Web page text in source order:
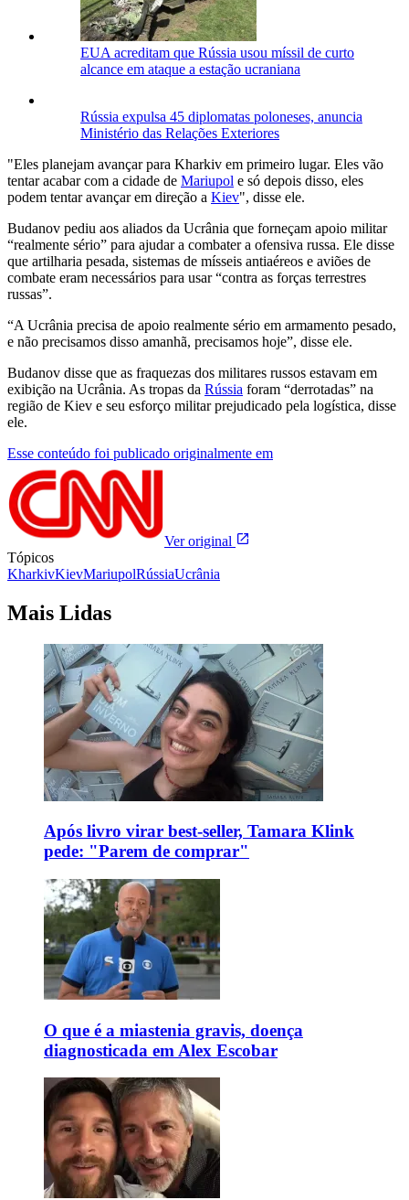
EUA acreditam que Rússia usou míssil de curto
alcance em ataque a estação ucraniana
Rússia expulsa 45 diplomatas poloneses, anuncia
Ministério das Relações Exteriores
"Eles planejam avançar para Kharkiv em primeiro lugar. Eles vão
tentar acabar com a cidade de Mariupol e só depois disso, eles
podem tentar avançar em direção a Kiev", disse ele.
Budanov pediu aos aliados da Ucrânia que forneçam apoio militar
“realmente sério” para ajudar a combater a ofensiva russa. Ele disse
que artilharia pesada, sistemas de mísseis antiaéreos e aviões de
combate eram necessários para usar “contra as forças terrestres
russas”.
“A Ucrânia precisa de apoio realmente sério em armamento pesado,
e não precisamos disso amanhã, precisamos hoje”, disse ele.
Budanov disse que as fraquezas dos militares russos estavam em
exibição na Ucrânia. As tropas da Rússia foram “derrotadas” na
região de Kiev e seu esforço militar prejudicado pela logística, disse
ele.
Esse conteúdo foi publicado originalmente em
Ver original
Tópicos
KharkivKievMariupolRússiaUcrânia
Mais Lidas
Após livro virar best-seller, Tamara Klink
pede: "Parem de comprar"
O que é a miastenia gravis, doença
diagnosticada em Alex Escobar